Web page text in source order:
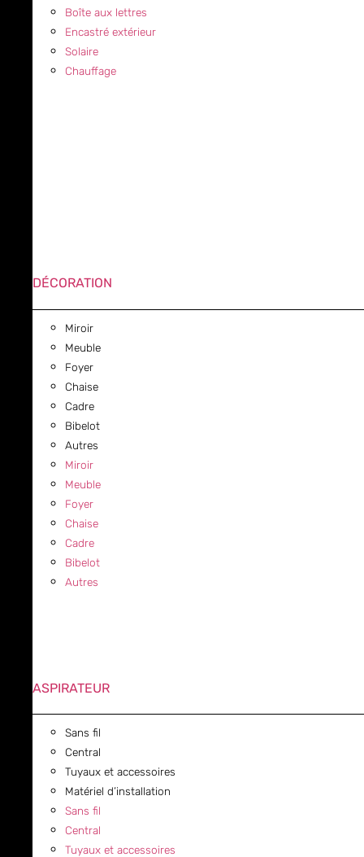
Boîte aux lettres
Encastré extérieur
Solaire
Chauffage
DÉCORATION
Miroir
Meuble
Foyer
Chaise
Cadre
Bibelot
Autres
Miroir
Meuble
Foyer
Chaise
Cadre
Bibelot
Autres
ASPIRATEUR
Sans fil
Central
Tuyaux et accessoires
Matériel d’installation
Sans fil
Central
Tuyaux et accessoires